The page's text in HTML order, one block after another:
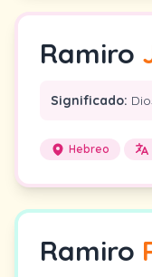
Ramiro
Significado:
Hebreo
Ramiro